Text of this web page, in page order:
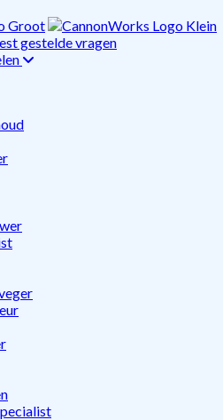
gestelde vragen